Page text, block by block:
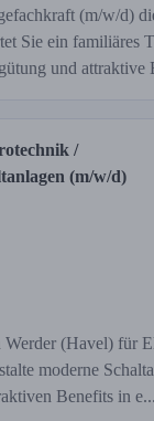
(m/w/d)
Sie ein familiäres
und attraktive
/
(m/w/d)
Werder (Havel) für
moderne
Benefits in e...